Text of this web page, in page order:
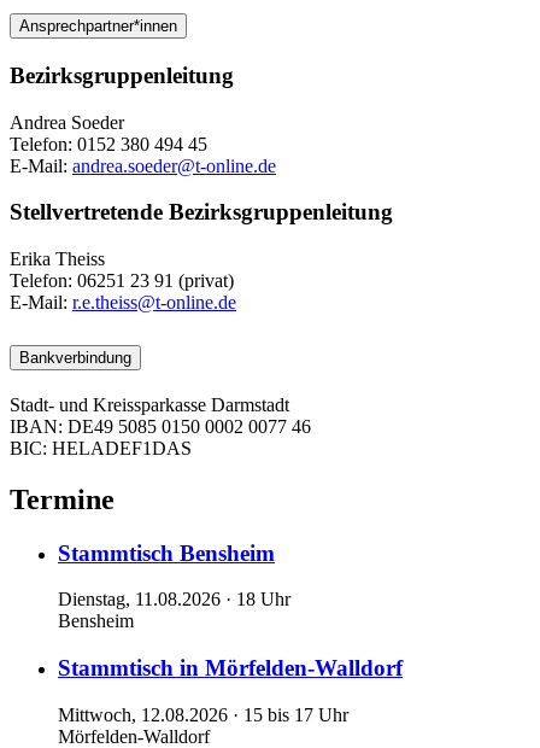
Ansprechpartner*innen
Bezirksgruppenleitung
Andrea Soeder
Telefon: 0152 380 494 45
E-Mail: andrea.soeder@t-online.de
Stellvertretende Bezirksgruppenleitung
Erika Theiss
Telefon: 06251 23 91 (privat)
E-Mail: r.e.theiss@t-online.de
Bankverbindung
Stadt- und Kreissparkasse Darmstadt
IBAN: DE49 5085 0150 0002 0077 46
BIC: HELADEF1DAS
Termine
Stammtisch Bensheim
Dienstag, 11.08.2026 · 18 Uhr
Bensheim
Stammtisch in Mörfelden-Walldorf
Mittwoch, 12.08.2026 · 15 bis 17 Uhr
Mörfelden-Walldorf